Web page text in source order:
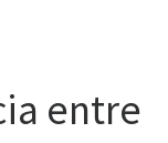
entre